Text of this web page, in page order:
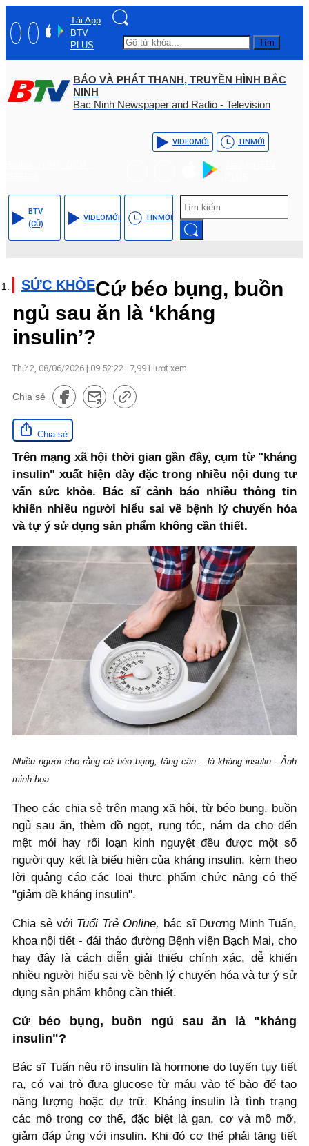
Tải App
BTV
PLUS
Tìm
BÁO VÀ PHÁT THANH, TRUYỀN HÌNH BẮC
NINH
Bac Ninh Newspaper and Radio - Television
VIDEOMỚI TINMỚI
BTV
(CŨ)
VIDEOMỚI TINMỚI
SỨC KHỎECứ béo bụng, buồn
ngủ sau ăn là ‘kháng
insulin’?
Thứ 2, 08/06/2026 | 09:52:22 7,991 lượt xem
Chia sẻ
Chia sẻ
Trên mạng xã hội thời gian gần đây, cụm từ "kháng
insulin" xuất hiện dày đặc trong nhiều nội dung tư
vấn sức khỏe. Bác sĩ cảnh báo nhiều thông tin
khiến nhiều người hiểu sai về bệnh lý chuyển hóa
và tự ý sử dụng sản phẩm không cần thiết.
Nhiều người cho rằng cứ béo bụng, tăng cân... là kháng insulin - Ảnh
minh họa
Theo các chia sẻ trên mạng xã hội, từ béo bụng, buồn
ngủ sau ăn, thèm đồ ngọt, rụng tóc, nám da cho đến
mệt mỏi hay rối loạn kinh nguyệt đều được một số
người quy kết là biểu hiện của kháng insulin, kèm theo
lời quảng cáo các loại thực phẩm chức năng có thể
"giảm đề kháng insulin".
Chia sẻ với Tuổi Trẻ Online, bác sĩ Dương Minh Tuấn,
khoa nội tiết - đái tháo đường Bệnh viện Bạch Mai, cho
hay đây là cách diễn giải thiếu chính xác, dễ khiến
nhiều người hiểu sai về bệnh lý chuyển hóa và tự ý sử
dụng sản phẩm không cần thiết.
Cứ béo bụng, buồn ngủ sau ăn là "kháng
insulin"?
Bác sĩ Tuấn nêu rõ insulin là hormone do tuyến tụy tiết
ra, có vai trò đưa glucose từ máu vào tế bào để tạo
năng lượng hoặc dự trữ. Kháng insulin là tình trạng
các mô trong cơ thể, đặc biệt là gan, cơ và mô mỡ,
giảm đáp ứng với insulin. Khi đó cơ thể phải tăng tiết